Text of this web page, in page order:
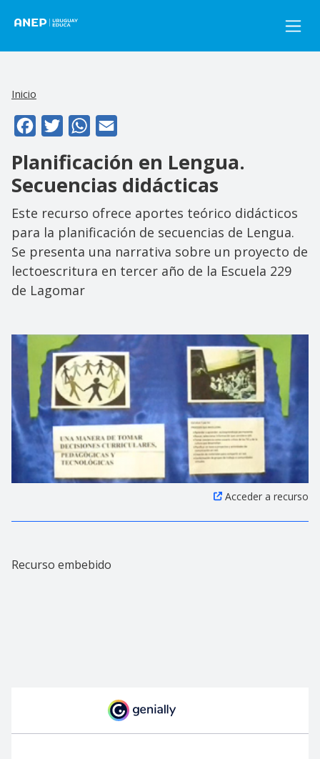
Inicio
FacebookTwitterWhatsApp
Planificación en Lengua.
Secuencias didácticas
Este recurso ofrece aportes teórico didácticos
para la planificación de secuencias de Lengua.
Se presenta una narrativa sobre un proyecto de
lectoescritura en tercer año de la Escuela 229
de Lagomar
Acceder a recurso
Recurso embebido